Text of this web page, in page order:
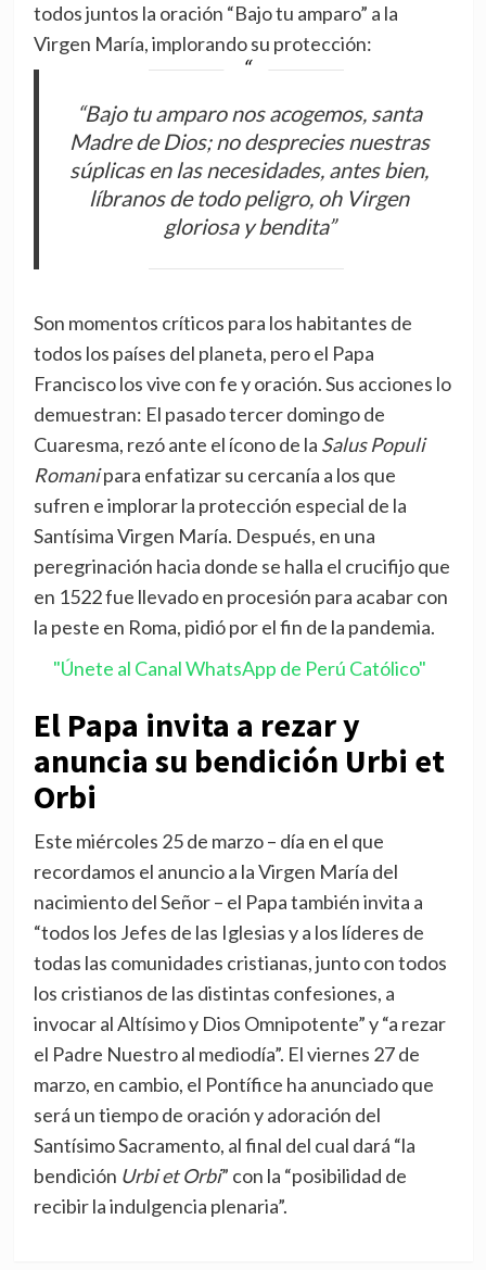
todos juntos la oración “Bajo tu amparo” a la
Virgen María, implorando su protección:
“Bajo tu amparo nos acogemos, santa
Madre de Dios; no desprecies nuestras
súplicas en las necesidades, antes bien,
líbranos de todo peligro, oh Virgen
gloriosa y bendita”
Son momentos críticos para los habitantes de
todos los países del planeta, pero el Papa
Francisco los vive con fe y oración. Sus acciones lo
demuestran: El pasado tercer domingo de
Cuaresma, rezó ante el ícono de la Salus Populi
Romanipara enfatizar su cercanía a los que
sufren e implorar la protección especial de la
Santísima Virgen María. Después, en una
peregrinación hacia donde se halla el crucifijo que
en 1522 fue llevado en procesión para acabar con
la peste en Roma, pidió por el fin de la pandemia.
"Únete al Canal WhatsApp de Perú Católico"
El Papa invita a rezar y
anuncia su bendición Urbi et
Orbi
Este miércoles 25 de marzo – día en el que
recordamos el anuncio a la Virgen María del
nacimiento del Señor – el Papa también invita a
“todos los Jefes de las Iglesias y a los líderes de
todas las comunidades cristianas, junto con todos
los cristianos de las distintas confesiones, a
invocar al Altísimo y Dios Omnipotente” y “a rezar
el Padre Nuestro al mediodía”. El viernes 27 de
marzo, en cambio, el Pontífice ha anunciado que
será un tiempo de oración y adoración del
Santísimo Sacramento, al final del cual dará “la
bendición Urbi et Orbi” con la “posibilidad de
recibir la indulgencia plenaria”.